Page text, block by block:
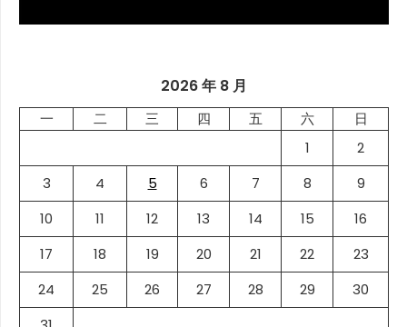
2026 年 8 月
一 二 三 四 五 六
日
1
2
3
4 5 6 7 8
9
10
11 12 13 14 15
16
17
18 19 20 21 22
23
24
25 26 27 28 29
30